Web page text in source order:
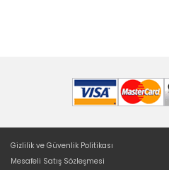
Gizlilik ve Güvenlik Politikası
Mesafeli Satış Sözleşmesi